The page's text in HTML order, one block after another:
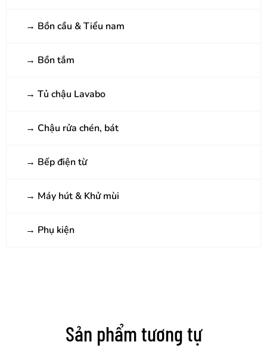
→ Bồn cầu & Tiểu nam
→ Bồn tắm
→ Tủ chậu Lavabo
→ Chậu rửa chén, bát
→ Bếp điện từ
→ Máy hút & Khử mùi
→ Phụ kiện
Sản phẩm tương tự